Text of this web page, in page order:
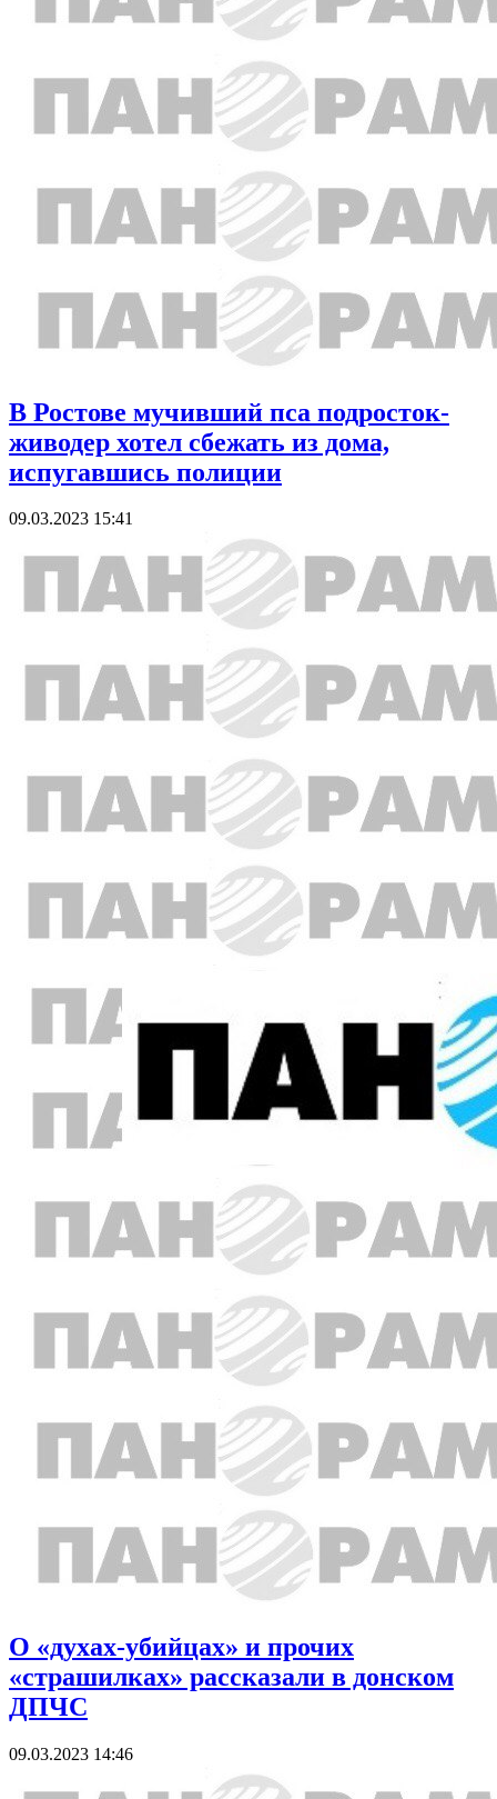
В Ростове мучивший пса подросток-
живодер хотел сбежать из дома,
испугавшись полиции
09.03.2023 15:41
О «духах-убийцах» и прочих
«страшилках» рассказали в донском
ДПЧС
09.03.2023 14:46